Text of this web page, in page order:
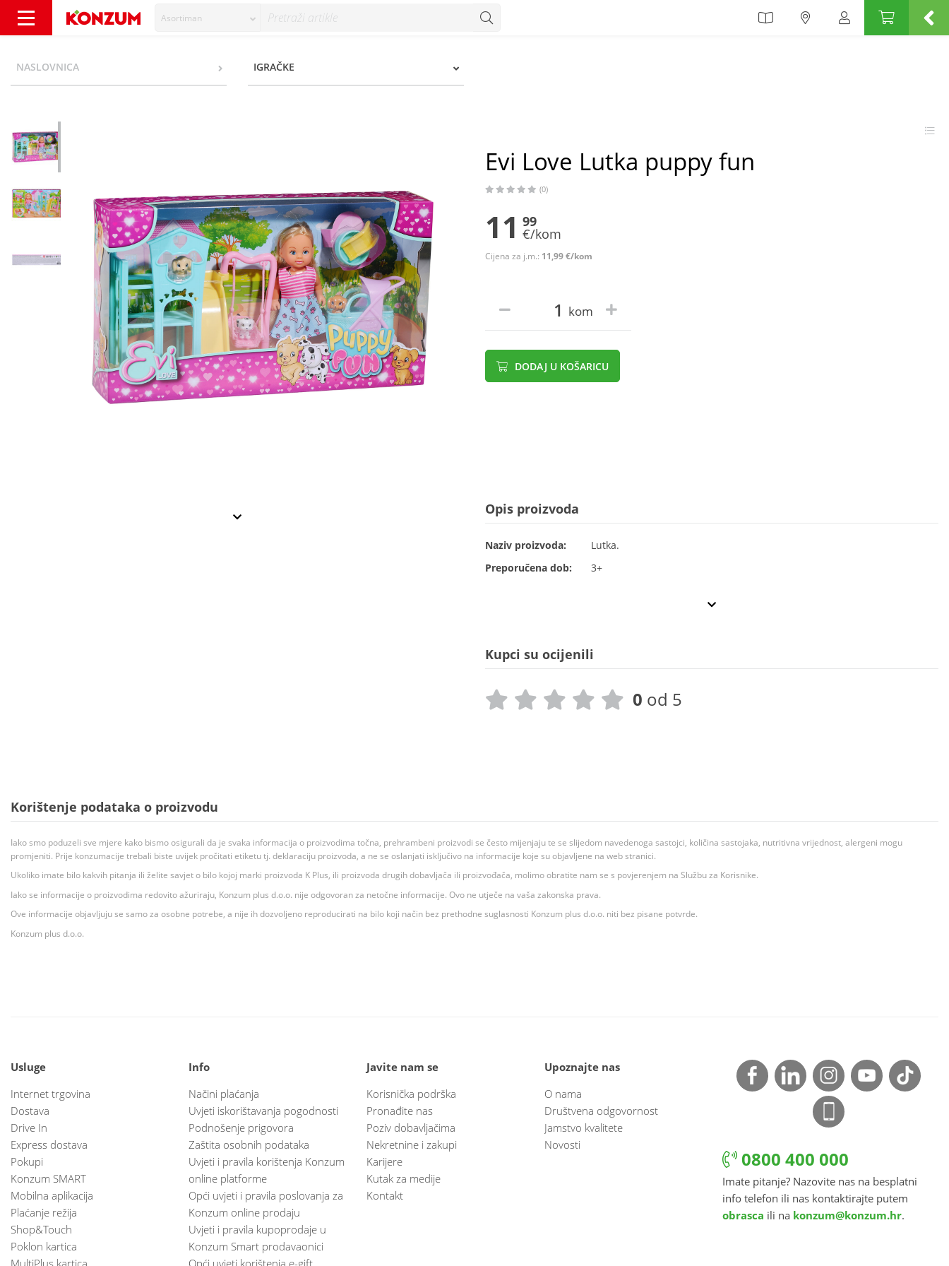
Asortiman
NASLOVNICA IGRAČKE
Evi Love Lutka puppy fun
(0)
11 99
€/kom
Cijena za j.m.: 11,99 €/kom
kom
DODAJ U KOŠARICU
Opis proizvoda
Naziv proizvoda:
Lutka.
Preporučena dob:
3+
Kupci su ocijenili
0 od 5
Korištenje podataka o proizvodu
Iako smo poduzeli sve mjere kako bismo osigurali da je svaka informacija o proizvodima točna, prehrambeni proizvodi se često mijenjaju te se slijedom navedenoga sastojci, količina sastojaka, nutritivna vrijednost, alergeni mogu
promjeniti. Prije konzumacije trebali biste uvijek pročitati etiketu tj. deklaraciju proizvoda, a ne se oslanjati isključivo na informacije koje su objavljene na web stranici.
Ukoliko imate bilo kakvih pitanja ili želite savjet o bilo kojoj marki proizvoda K Plus, ili proizvoda drugih dobavljača ili proizvođača, molimo obratite nam se s povjerenjem na Službu za Korisnike.
Iako se informacije o proizvodima redovito ažuriraju, Konzum plus d.o.o. nije odgovoran za netočne informacije. Ovo ne utječe na vaša zakonska prava.
Ove informacije objavljuju se samo za osobne potrebe, a nije ih dozvoljeno reproducirati na bilo koji način bez prethodne suglasnosti Konzum plus d.o.o. niti bez pisane potvrde.
Konzum plus d.o.o.
Usluge
Internet trgovina
Dostava
Drive In
Express dostava
Pokupi
Konzum SMART
Mobilna aplikacija
Plaćanje režija
Shop&Touch
Poklon kartica
MultiPlus kartica
Info
Načini plaćanja
Uvjeti iskorištavanja pogodnosti
Podnošenje prigovora
Zaštita osobnih podataka
Uvjeti i pravila korištenja Konzum
online platforme
Opći uvjeti i pravila poslovanja za
Konzum online prodaju
Uvjeti i pravila kupoprodaje u
Konzum Smart prodavaonici
Opći uvjeti korištenja e-gift
Javite nam se
Korisnička podrška
Pronađite nas
Poziv dobavljačima
Nekretnine i zakupi
Karijere
Kutak za medije
Kontakt
Upoznajte nas
O nama
Društvena odgovornost
Jamstvo kvalitete
Novosti
0800 400 000
Imate pitanje? Nazovite nas na besplatni
info telefon ili nas kontaktirajte putem
obrasca ili na konzum@konzum.hr.